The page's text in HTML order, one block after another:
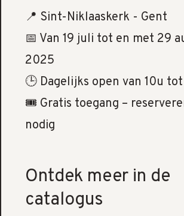
📍 Sint-Niklaaskerk - Gent
📅 Van 19 juli tot en met 29
2025
🕒 Dagelijks open van 10u tot
🎟️ Gratis toegang –
nodig
Ontdek meer in de
catalogus